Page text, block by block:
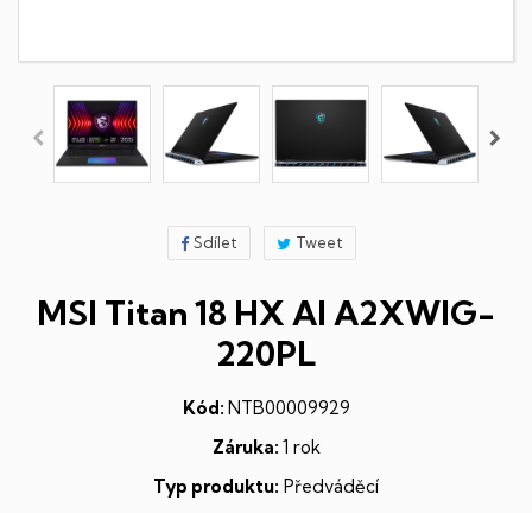
Sdílet Tweet
MSI Titan 18 HX AI A2XWIG-
220PL
Kód: NTB00009929
Záruka: 1 rok
Typ produktu: Předváděcí